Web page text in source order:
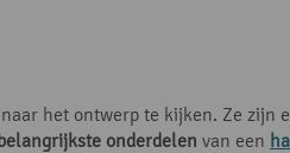
het ontwerp te kijken. Ze zijn
onderdelen van een